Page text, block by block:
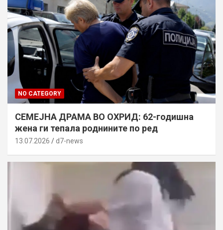
NO CATEGORY
СЕМЕЈНА ДРАМА ВО ОХРИД: 62-годишна
жена ги тепала роднините по ред
13.07.2026 d7-news